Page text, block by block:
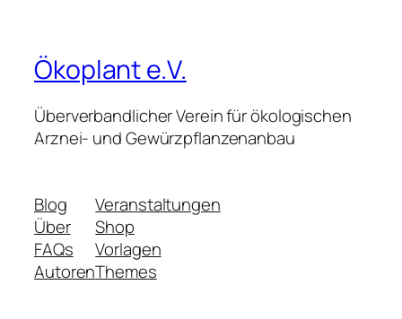
Ökoplant e.V.
Überverbandlicher Verein für ökologischen
Arznei- und Gewürzpflanzenanbau
Blog
Über
FAQs
Autoren
Veranstaltungen
Shop
Vorlagen
Themes